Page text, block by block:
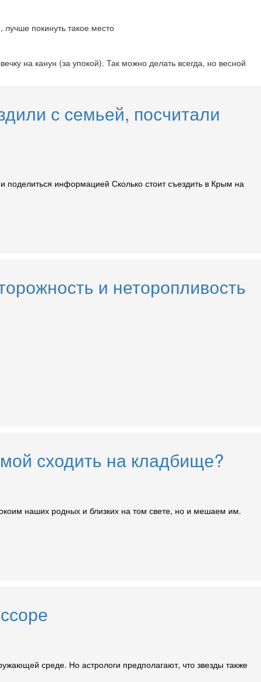
покинуть такое место
на канун (за упокой). Так можно делать всегда, но весной
с семьей, посчитали
информацией Сколько стоит съездить в Крым на
и неторопливость
сходить на кладбище?
наших родных и близких на том свете, но и мешаем им.
среде. Но астрологи предполагают, что звезды также